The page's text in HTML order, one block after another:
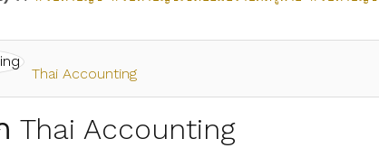
Thai Accounting
Thai Accounting